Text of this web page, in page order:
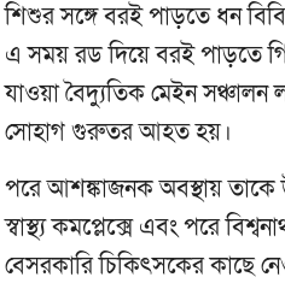
শিশুর সঙ্গে বরই পাড়তে ধন
এ সময় রড দিয়ে বরই পাড়তে
যাওয়া বৈদ্যুতিক মেইন সঞ্চালন
সোহাগ গুরুতর আহত হয়।
পরে আশঙ্কাজনক অবস্থায় তাকে
স্বাস্থ্য কমপ্লেক্সে এবং পরে
বেসরকারি চিকিৎসকের কাছে